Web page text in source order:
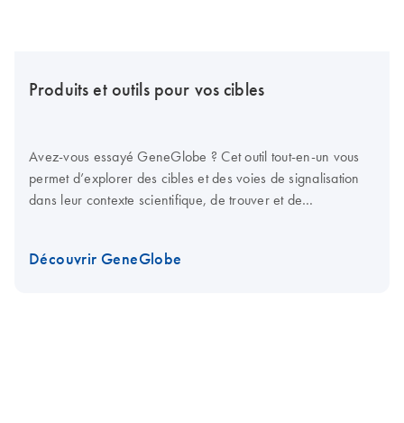
Produits et outils pour vos cibles
Avez-vous essayé GeneGlobe ? Cet outil tout-en-un vous
permet d’explorer des cibles et des voies de signalisation
dans leur contexte scientifique, de trouver et de
Découvrir GeneGlobe